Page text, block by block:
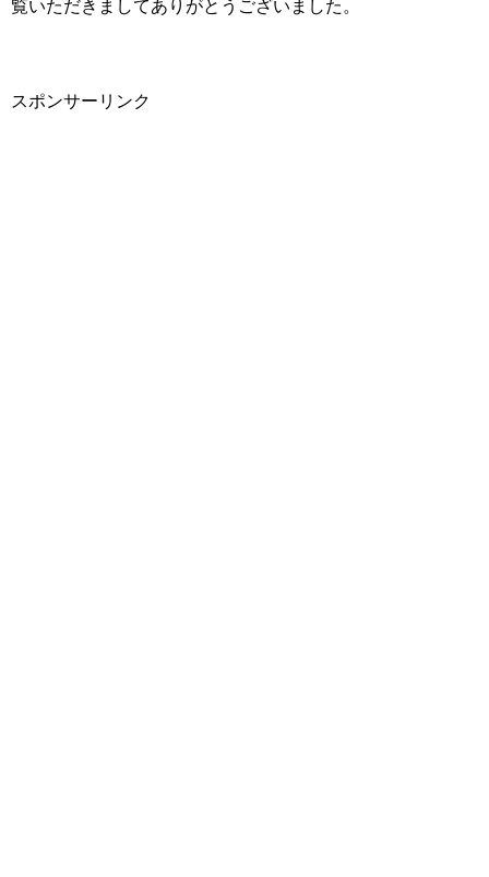
覧いただきましてありがとうございました。
スポンサーリンク